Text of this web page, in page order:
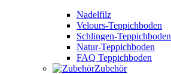
Nadelfilz
Velours-Teppichboden
Schlingen-Teppichboden
Natur-Teppichboden
FAQ Teppichboden
Zubehör